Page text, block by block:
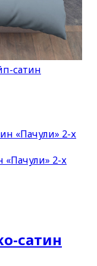
сатин
«Пачули» 2-х
сатин